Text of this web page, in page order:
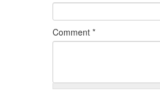
Comment *